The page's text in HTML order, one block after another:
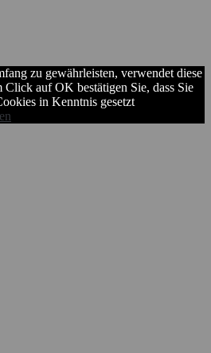
zu gewährleisten, verwendet diese
auf OK bestätigen Sie, dass Sie
in Kenntnis gesetzt